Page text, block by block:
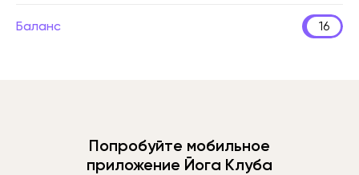
Баланс 16
Попробуйте мобильное
приложение Йога Клуба